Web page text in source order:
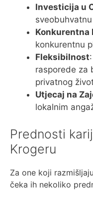
Investicija u
Konkurentna
konkurentnu
Fleksibilnost
rasporede za
privatnog
Utjecaj na
lokalnim
Prednosti
Krogeru
Za one koji
čeka ih nekoliko